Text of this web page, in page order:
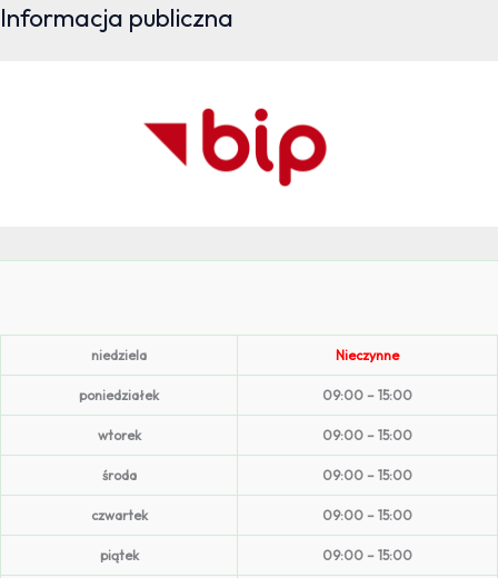
Informacja publiczna
niedziela Nieczynne
poniedziałek 09:00 – 15:00
wtorek 09:00 – 15:00
środa 09:00 – 15:00
czwartek 09:00 – 15:00
piątek 09:00 – 15:00